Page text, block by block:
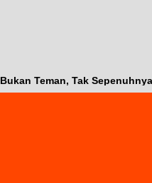
Bukan Teman, Tak